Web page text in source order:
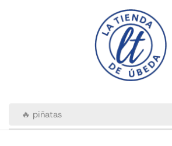
🔥 piñatas